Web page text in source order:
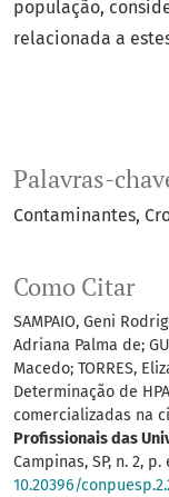
Palavras-
Contaminantes
Como Citar
SAMPAIO, Geni
Adriana Palma de;
Macedo; TORRES,
Determinação de
comercializadas na
Profissionais das
Campinas, SP, n. 2, p.
10.20396/
população,
relacionada a